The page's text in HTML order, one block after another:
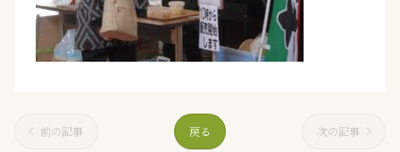
前の記事 戻る 次の記事